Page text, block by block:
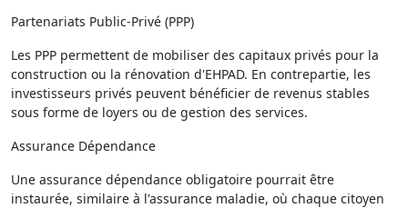
Partenariats Public-Privé (PPP)
Les PPP permettent de mobiliser des capitaux privés pour la
construction ou la rénovation d'EHPAD. En contrepartie, les
investisseurs privés peuvent bénéficier de revenus stables
sous forme de loyers ou de gestion des services.
Assurance Dépendance
Une assurance dépendance obligatoire pourrait être
instaurée, similaire à l'assurance maladie, où chaque citoyen